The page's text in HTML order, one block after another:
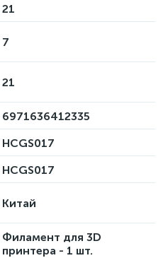
21
7
21
6971636412335
HCGS017
HCGS017
Китай
Филамент для 3D
принтера - 1 шт.